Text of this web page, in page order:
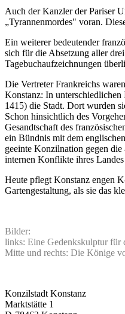
Auch der Kanzler der Pariser
„Tyrannenmordes" voran.
Ein weiterer bedeutender
sich für die Absetzung aller
Tagebuchaufzeichnungen
Die Vertreter Frankreichs
Konstanz: In unterschiedlichen
1415) die Stadt. Dort wurden
Schon hinsichtlich des
Gesandtschaft des
ein Bündnis mit dem
geeinte Konzilnation gegen
internen Konflikte ihres
Heute pflegt Konstanz engen
Gartengestaltung, als sie das
Bilder:
links: Eine Gedenkskulptur für
Mitte und rechts: Die Könige
Konzilstadt Konstanz
Marktstätte 1